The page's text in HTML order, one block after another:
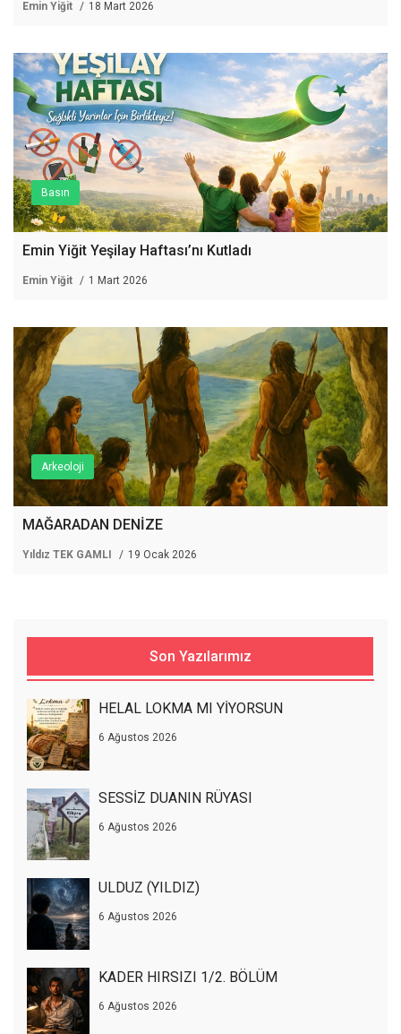
Emin Yiğit 18 Mart 2026
Basın
Emin Yiğit Yeşilay Haftası’nı Kutladı
Emin Yiğit 1 Mart 2026
Arkeoloji
MAĞARADAN DENİZE
Yıldız TEK GAMLI 19 Ocak 2026
Son Yazılarımız
HELAL LOKMA MI YİYORSUN
6 Ağustos 2026
SESSİZ DUANIN RÜYASI
6 Ağustos 2026
ULDUZ (YILDIZ)
6 Ağustos 2026
KADER HIRSIZI 1/2. BÖLÜM
6 Ağustos 2026